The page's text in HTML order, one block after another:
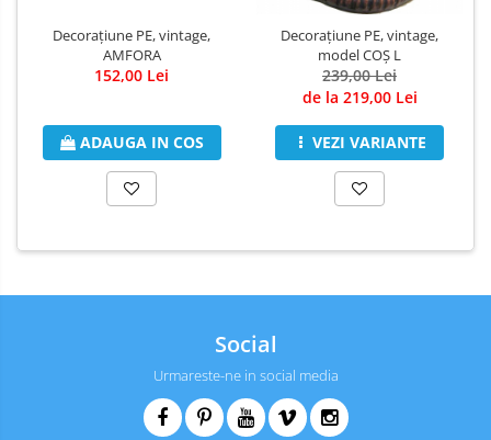
Decorațiune PE, vintage,
AMFORA
152,00 Lei
ADAUGA IN COS
Decorațiune PE, vintage,
model COȘ L
239,00 Lei
de la 219,00 Lei
VEZI VARIANTE
Social
Urmareste-ne in social media